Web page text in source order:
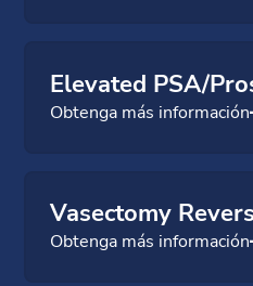
Elevated PSA/
Obtenga más información
Vasectomy
Obtenga más información